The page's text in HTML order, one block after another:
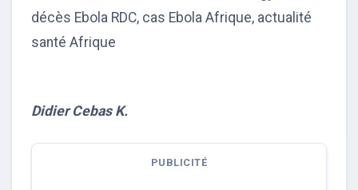
décès Ebola RDC, cas Ebola Afrique, actualité
santé Afrique
Didier Cebas K.
PUBLICITÉ